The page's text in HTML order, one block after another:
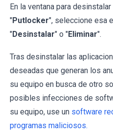
En la ventana para
"Putlocker", seleccione esa
"Desinstalar" o "Eliminar".
Tras desinstalar las
deseadas que generan los
su equipo en busca de otro
posibles infecciones de
su equipo, use un software
programas maliciosos.